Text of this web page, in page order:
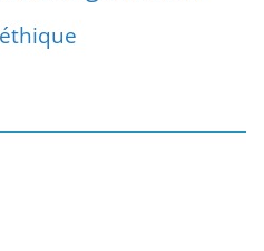
éthique